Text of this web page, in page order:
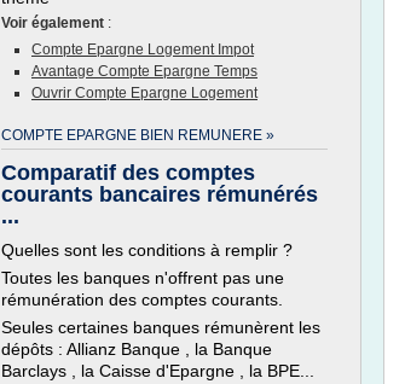
Voir également :
Compte Epargne Logement Impot
Avantage Compte Epargne Temps
Ouvrir Compte Epargne Logement
COMPTE EPARGNE BIEN REMUNERE »
Comparatif des comptes
courants bancaires rémunérés
...
Quelles sont les conditions à remplir ?
Toutes les banques n'offrent pas une
rémunération des comptes courants.
Seules certaines banques rémunèrent les
dépôts : Allianz Banque , la Banque
Barclays , la Caisse d'Epargne , la BPE...